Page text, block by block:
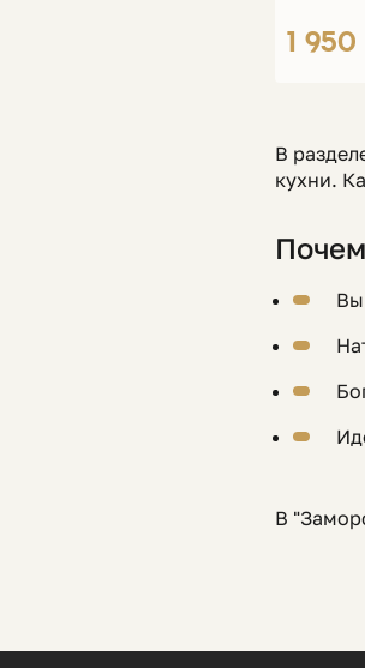
1
В
кухни.
В